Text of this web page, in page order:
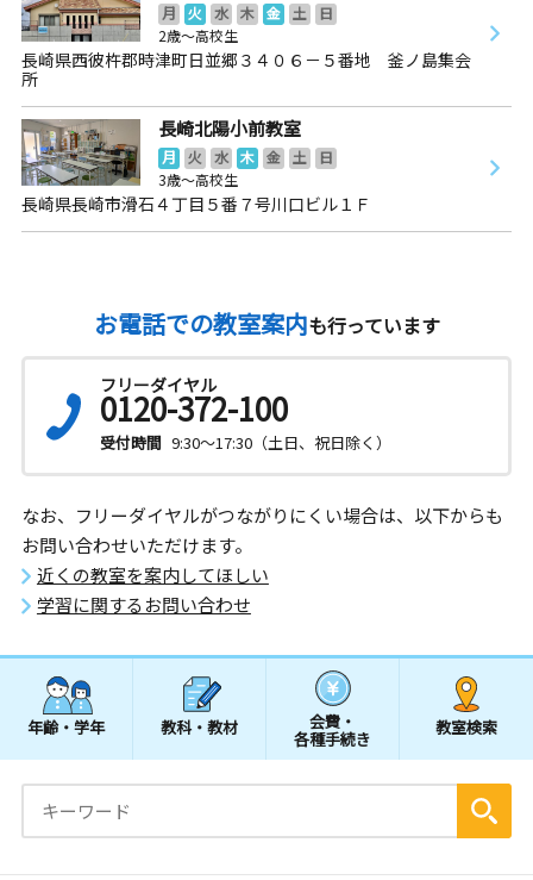
月 火 水 木 金 土
日
2歳～高校生
長崎県西彼杵郡時津町日並郷３４０６－５番地 釜ノ島集会
所
長崎北陽小前教室
月 火 水 木 金 土
日
3歳～高校生
長崎県長崎市滑石４丁目５番７号川口ビル１Ｆ
お電話での教室案内も行っています
フリーダイヤル
0120-372-100
受付時間 9:30～17:30（土日、祝日除く）
なお、フリーダイヤルがつながりにくい場合は、以下からも
お問い合わせいただけます。
近くの教室を案内してほしい
学習に関するお問い合わせ
年齢・学年 教科・教材 会費・
各種手続き
教室検索